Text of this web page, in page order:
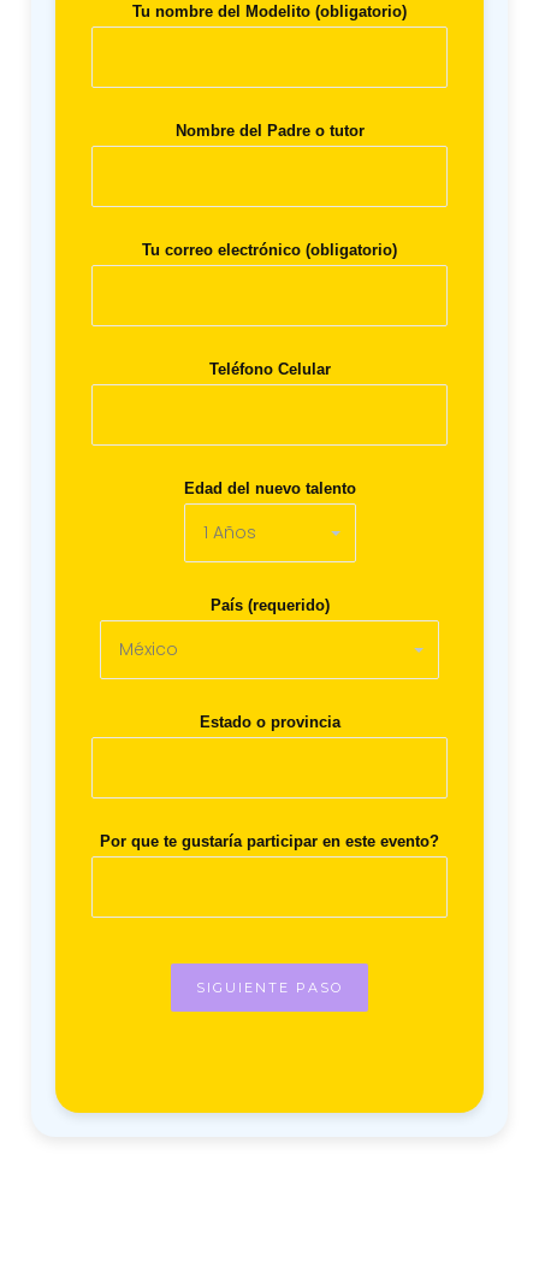
Tu nombre del Modelito (obligatorio)
Nombre del Padre o tutor
Tu correo electrónico (obligatorio)
Teléfono Celular
Edad del nuevo talento
País (requerido)
Estado o provincia
Por que te gustaría participar en este evento?